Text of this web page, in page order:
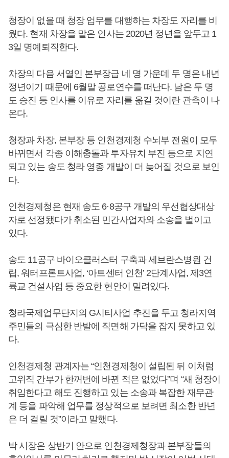
청장이 없을 때 청장 업무를 대행하는 차장도 자리를 비
웠다. 현재 차장을 맡은 인사는 2020년 정년을 앞두고 1
3일 명예퇴직한다.
차장의 다음 서열인 본부장급 네 명 가운데 두 명은 내년
정년이기 때문에 6월말 공로연수를 떠난다. 남은 두 명
도 승진 등 인사를 이유로 자리를 옮길 것이란 관측이 나
온다.
청장과 차장, 본부장 등 인천경제청 수뇌부 전원이 모두
바뀌면서 각종 이해충돌과 투자유치 부진 등으로 지연
되고 있는 송도 청라 영종 개발이 더 늦어질 것으로 보인
다.
인천경제청은 현재 송도 6·8공구 개발의 우선협상대상
자로 선정됐다가 취소된 민간사업자와 소송을 벌이고
있다.
송도 11공구 바이오클러스터 구축과 세브란스병원 건
립, 워터프론트사업, ‘아트센터 인천’ 2단계사업, 제3연
륙교 건설사업 등 중요한 현안이 밀려있다.
청라국제업무단지의 G시티사업 추진을 두고 청라지역
주민들의 극심한 반발에 직면해 가닥을 잡지 못하고 있
다.
인천경제청 관계자는 “인천경제청이 설립된 뒤 이처럼
고위직 간부가 한꺼번에 바뀐 적은 없었다”며 “새 청장이
취임한다고 해도 진행하고 있는 소송과 복잡한 재무관
계 등을 파악해 업무를 정상적으로 보려면 최소한 반년
은 더 걸릴 것”이라고 말했다.
박 시장은 상반기 안으로 인천경제청장과 본부장들의